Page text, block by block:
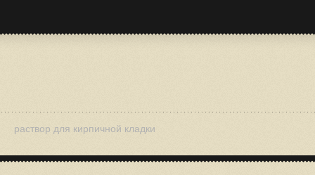
раствор для кирпичной кладки